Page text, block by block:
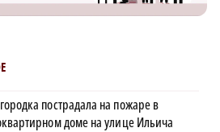
пострадала на пожаре в
доме на улице Ильича